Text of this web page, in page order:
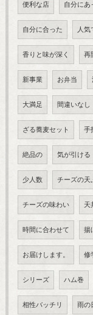
便利な店 自分にあ
自分に合った 人気
香りと味が深く 再
新事業 お弁当
大満足 間違いなし
ざる蕎麦セット 手
絶品の 気が引ける
少人数 チーズの天
チーズの味わい 天
時間に合わせて 揚
お届けします。 修
シリーズ ハム巻
相性バッチリ 雨の